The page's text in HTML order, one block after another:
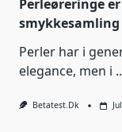
Perleøreringe
smykkesamling
Perler har i
elegance, men i
Betatest.dk